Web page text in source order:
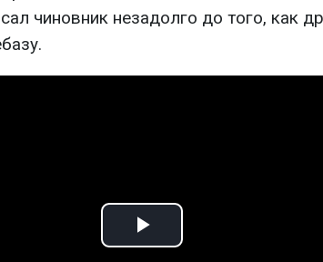
чиновник незадолго до того, как
Play